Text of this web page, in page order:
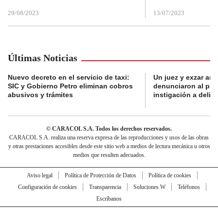
29/08/2023 13/07/2023
Últimas Noticias
Nuevo decreto en el servicio de taxi:
SIC y Gobierno Petro eliminan cobros
abusivos y trámites
Un juez y exzar
denunciaron al
instigación a
© CARACOL S.A. Todos los derechos reservados.
CARACOL S.A. realiza una reserva expresa de las reproducciones y usos de las obras
y otras prestaciones accesibles desde este sitio web a medios de lectura mecánica u otros
medios que resulten adecuados.
Aviso legal Política de Protección de Datos
Política de cookies
Configuración de cookies
Transparencia Soluciones W
Teléfonos
Escríbanos